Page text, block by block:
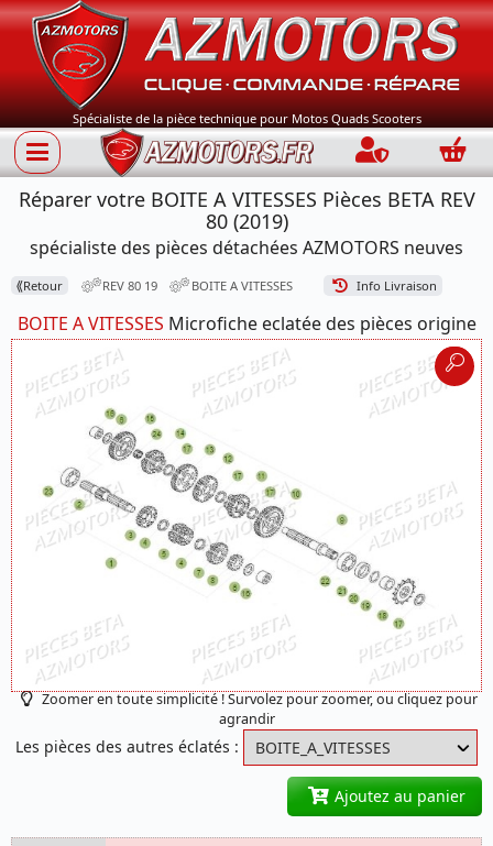
Spécialiste de la pièce technique pour Motos Quads Scooters
Connection
Réparer votre BOITE A VITESSES Pièces BETA REV
80 (2019)
spécialiste des pièces détachées AZMOTORS neuves
⟪Retour REV 80 19 BOITE A VITESSES Info Livraison
BOITE A VITESSES Microfiche eclatée des pièces origine
Zoomer en toute simplicité ! Survolez pour zoomer, ou cliquez pour
agrandir
Les pièces des autres éclatés :
Ajoutez au panier